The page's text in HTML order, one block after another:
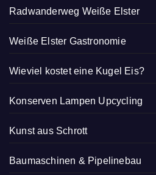
Radwanderweg Weiße Elster
Weiße Elster Gastronomie
Wieviel kostet eine Kugel Eis?
Konserven Lampen Upcycling
Kunst aus Schrott
Baumaschinen & Pipelinebau